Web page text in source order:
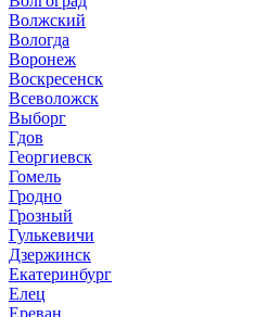
Волжский
Вологда
Воронеж
Воскресенск
Всеволожск
Выборг
Гдов
Георгиевск
Гомель
Гродно
Грозный
Гулькевичи
Дзержинск
Екатеринбург
Елец